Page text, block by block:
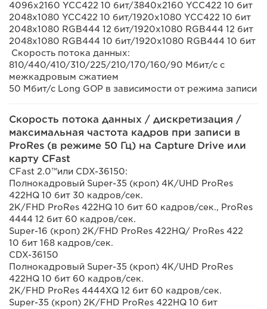
4096x2160 YCC422 10 бит/3840x2160 YCC422 10 бит
2048x1080 YCC422 10 бит/1920x1080 YCC422 10 бит
2048x1080 RGB444 12 бит/1920x1080 RGB444 12 бит
2048x1080 RGB444 10 бит/1920x1080 RGB444 10 бит
Скорость потока данных:
810/440/410/310/225/210/170/160/90 Мбит/с с
межкадровым сжатием
50 Мбит/с Long GOP в зависимости от режима записи
Скорость потока данных / дискретизация /
максимальная частота кадров при записи в
ProRes (в режиме 50 Гц) на Capture Drive или
карту CFast
CFast 2.0™или CDX-36150:
Полнокадровый Super-35 (кроп) 4K/UHD ProRes
422HQ 10 бит 30 кадров/сек.
2K/FHD ProRes 422HQ 10 бит 60 кадров/сек., ProRes
4444 12 бит 60 кадров/сек.
Super-16 (кроп) 2K/FHD ProRes 422HQ/ ProRes 422
10 бит 168 кадров/сек.
CDX-36150
Полнокадровый Super-35 (кроп) 4K/UHD ProRes
422HQ 10 бит 60 кадров/сек.
2K/FHD ProRes 4444XQ 12 бит 60 кадров/сек.
Super-35 (кроп) 2K/FHD ProRes 422HQ 10 бит